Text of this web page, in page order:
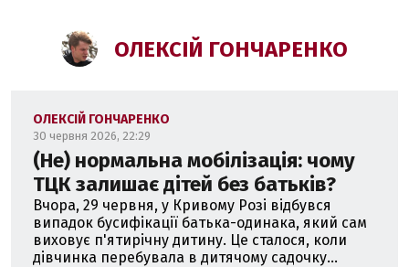
ОЛЕКСІЙ ГОНЧАРЕНКО
ОЛЕКСІЙ ГОНЧАРЕНКО
30 червня 2026, 22:29
(Не) нормальна мобілізація: чому
ТЦК залишає дітей без батьків?
Вчора, 29 червня, у Кривому Розі відбувся
випадок бусифікації батька-одинака, який сам
виховує п'ятирічну дитину. Це сталося, коли
дівчинка перебувала в дитячому садочку...